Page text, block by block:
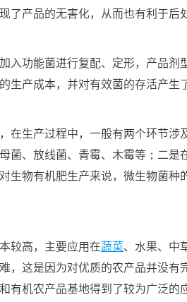
了产品的无害化，从而也有利于后
入功能菌进行复配、定形，产品
产成本，并对有效菌的存活产生
在生产过程中，一般有两个环节
菌、放线菌、青霉、木霉等；二
生物有机肥生产来说，微生物菌
较高，主要应用在蔬菜、水果、中
，这是因为对优质的农产品并没
有机农产品基地得到了较为广泛